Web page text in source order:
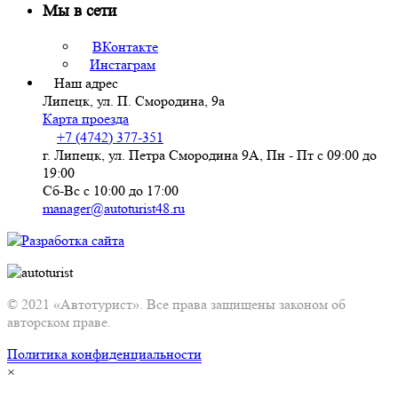
Мы в сети
ВКонтакте
Инстаграм
Наш адрес
Липецк, ул. П. Смородина, 9а
Карта проезда
+7 (4742) 377-351
г. Липецк, ул. Петра Смородина 9А, Пн - Пт с 09:00 до
19:00
Сб-Вс с 10:00 до 17:00
manager@autoturist48.ru
© 2021 «Автотурист». Все права защищены законом об
авторском праве.
Политика конфиденциальности
×